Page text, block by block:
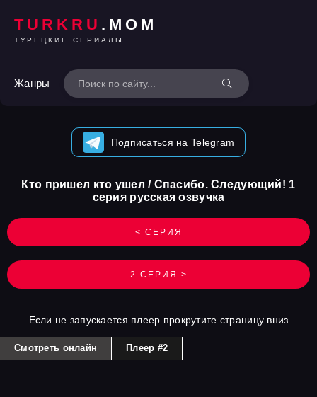
TURKRU .MOM
ТУРЕЦКИЕ СЕРИАЛЫ
Жанры
Подписаться на Telegram
< СЕРИЯ
Кто пришел кто ушел / Спасибо. Следующий! 1
серия русская озвучка
2 СЕРИЯ >
Если не запускается плеер прокрутите страницу вниз
Смотреть онлайн Плеер #2